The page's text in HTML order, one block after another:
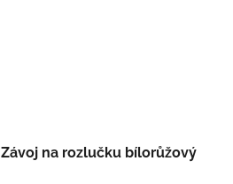
Závoj na rozlučku bílorůžový